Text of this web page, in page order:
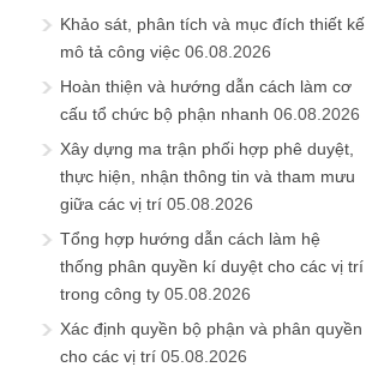
Khảo sát, phân tích và mục đích thiết kế
mô tả công việc 06.08.2026
Hoàn thiện và hướng dẫn cách làm cơ
cấu tổ chức bộ phận nhanh 06.08.2026
Xây dựng ma trận phối hợp phê duyệt,
thực hiện, nhận thông tin và tham mưu
giữa các vị trí 05.08.2026
Tổng hợp hướng dẫn cách làm hệ
thống phân quyền kí duyệt cho các vị trí
trong công ty 05.08.2026
Xác định quyền bộ phận và phân quyền
cho các vị trí 05.08.2026